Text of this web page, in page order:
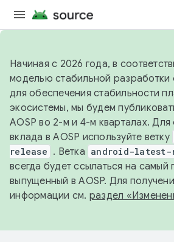
Начиная с 2026 года, в
моделью стабильной разработки
для обеспечения стабильности
экосистемы, мы будем
AOSP во 2-м и 4-м кварталах. Для
вклада в AOSP используйте ветку
release . Ветка android-latest-
всегда будет ссылаться на самый
выпущенный в AOSP. Для
информации см. раздел